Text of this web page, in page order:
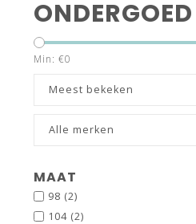
Min: €0
Meest bekeken
Alle merken
MAAT
98 (2)
104 (2)